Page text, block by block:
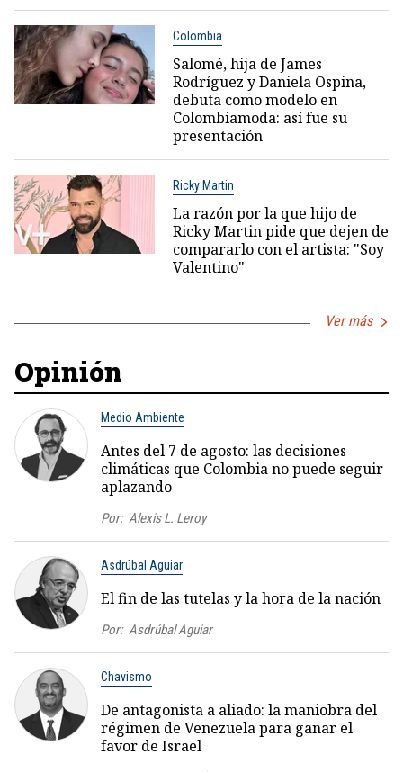
Colombia
Salomé, hija de James
Rodríguez y Daniela Ospina,
debuta como modelo en
Colombiamoda: así fue su
presentación
Ricky Martin
La razón por la que hijo de
Ricky Martin pide que dejen de
compararlo con el artista: "Soy
Valentino"
Ver más
Opinión
Medio Ambiente
Antes del 7 de agosto: las decisiones
climáticas que Colombia no puede seguir
aplazando
Por: Alexis L. Leroy
Asdrúbal Aguiar
El fin de las tutelas y la hora de la nación
Por: Asdrúbal Aguiar
Chavismo
De antagonista a aliado: la maniobra del
régimen de Venezuela para ganar el
favor de Israel